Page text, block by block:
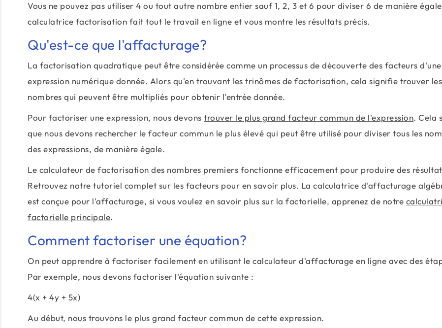
Vous ne pouvez pas utiliser 4 ou tout autre nombre entier sauf 1, 2, 3 et 6 pour diviser 6 de manière
calculatrice factorisation fait tout le travail en ligne et vous montre les résultats précis.
Qu'est-ce que l'affacturage?
La factorisation quadratique peut être considérée comme un processus de découverte des facteurs d'une
expression numérique donnée. Alors qu'en trouvant les trinômes de factorisation, cela signifie trouver les
nombres qui peuvent être multipliés pour obtenir l'entrée donnée.
Pour factoriser une expression, nous devons trouver le plus grand facteur commun de l'expression. Cela
que nous devons rechercher le facteur commun le plus élevé qui peut être utilisé pour diviser tous les
des expressions, de manière égale.
Le calculateur de factorisation des nombres premiers fonctionne efficacement pour produire des
Retrouvez notre tutoriel complet sur les facteurs pour en savoir plus. La calculatrice d'affacturage
est conçue pour l'affacturage, si vous voulez en savoir plus sur la factorielle, apprenez de notre
factorielle principale.
Comment factoriser une équation?
On peut apprendre à factoriser facilement en utilisant le calculateur d'affacturage en ligne avec des
Par exemple, nous devons factoriser l'équation suivante :
4(x + 4y + 5x)
Au début, nous trouvons le plus grand facteur commun de cette expression.